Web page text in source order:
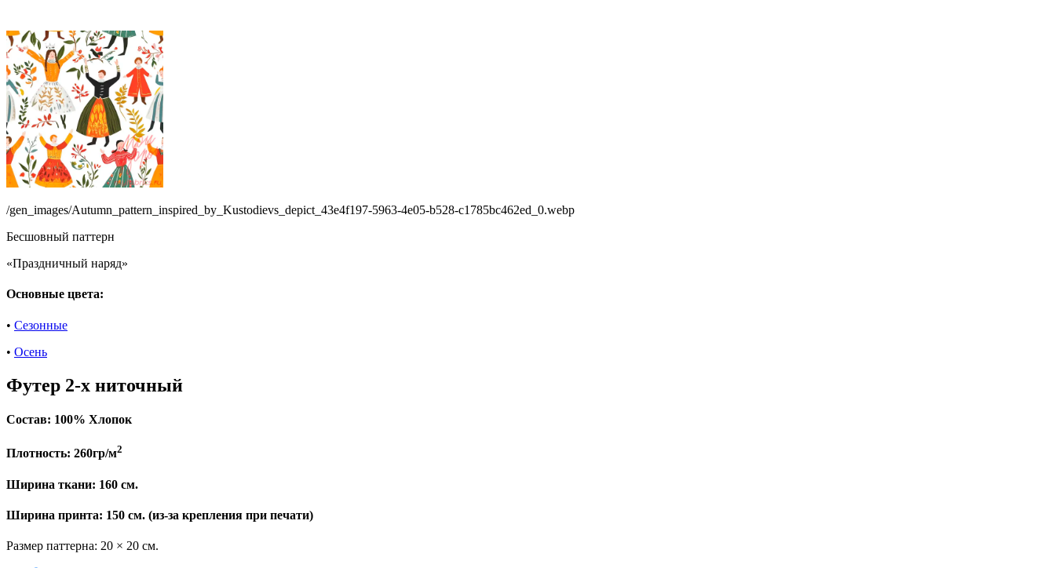
/gen_images/Autumn_pattern_inspired_by_Kustodievs_depict_43e4f197-5963-4e05-b528-c1785bc462ed_0.webp
Бесшовный паттерн
«Праздничный наряд»
Основные цвета:
• Сезонные
• Осень
Футер 2-х ниточный
Состав: 100% Хлопок
Плотность: 260гр/м2
Ширина ткани: 160 см.
Ширина принта: 150 см. (из-за крепления при печати)
Размер паттерна: 20 × 20 см.